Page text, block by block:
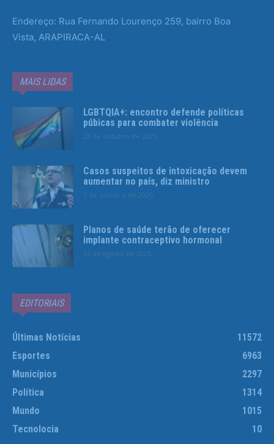
Endereço: Rua Fernando Lourenço 259, bairro Boa
Vista, ARAPIRACA-AL
MAIS LIDAS
LGBTQIA+: encontro defende políticas
púbicas para combater violência
22 de outubro de 2025
Casos suspeitos de intoxicação devem
aumentar no país, diz ministro
1 de outubro de 2025
Planos de saúde terão de oferecer
implante contraceptivo hormonal
13 de agosto de 2025
EDITORIAIS
Últimas Notícias
11572
Esportes
6963
Municípios
2297
Política
1314
Mundo
1015
Tecnolocia
10